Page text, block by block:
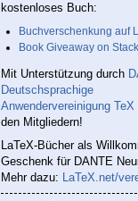
\rule \textwidth 1pt }
kostenloses Buch:
Buchverschenkung auf
Book Giveaway on
Mit Unterstützung durch
Deutschsprachige
Anwendervereinigung TeX
den Mitgliedern!
LaTeX-Bücher als
Geschenk für DANTE
Mehr dazu: LaTeX.net/